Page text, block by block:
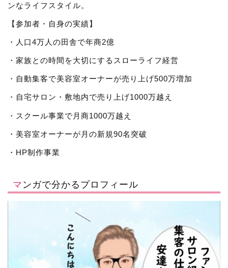
ンなライフスタイル。
【参加者・自身の実績】
・人口4万人の田舎で年商2億
・家族との時間を大切にするスローライフ経営
・自動集客で美容室オーナーが売り上げ500万増加
・自宅サロン・敷地内で売り上げ1000万越え
・スクール事業で月商1000万越え
・美容室オーナーが月の新規90名突破
・HP制作事業
マンガで分かるプロフィール